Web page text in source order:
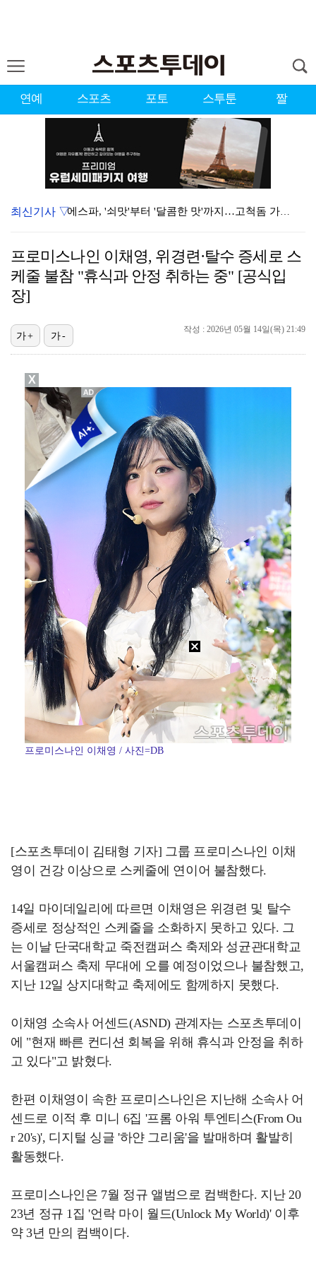
연예 스포츠 포토 스투툰 짤
에스파, '쇠맛'부터 '달콤한 맛'까지…고척돔 가득 채…
에스파, 고척돔 입성…공연 시작 40분 만에 첫 인사 …
최신기사 ▽
프로미스나인 이채영, 위경련·탈수 증세로 스
케줄 불참 "휴식과 안정 취하는 중" [공식입
장]
작성 : 2026년 05월 14일(목) 21:49
가+ 가-
프로미스나인 이채영 / 사진=DB
[스포츠투데이 김태형 기자] 그룹 프로미스나인 이채
영이 건강 이상으로 스케줄에 연이어 불참했다.
14일 마이데일리에 따르면 이채영은 위경련 및 탈수
증세로 정상적인 스케줄을 소화하지 못하고 있다. 그
는 이날 단국대학교 죽전캠퍼스 축제와 성균관대학교
서울캠퍼스 축제 무대에 오를 예정이었으나 불참했고,
지난 12일 상지대학교 축제에도 함께하지 못했다.
이채영 소속사 어센드(ASND) 관계자는 스포츠투데이
에 "현재 빠른 컨디션 회복을 위해 휴식과 안정을 취하
고 있다"고 밝혔다.
한편 이채영이 속한 프로미스나인은 지난해 소속사 어
센드로 이적 후 미니 6집 '프롬 아워 투엔티스(From Ou
r 20's)', 디지털 싱글 '하얀 그리움'을 발매하며 활발히
활동했다.
프로미스나인은 7월 정규 앨범으로 컴백한다. 지난 20
23년 정규 1집 '언락 마이 월드(Unlock My World)' 이후
약 3년 만의 컴백이다.
X